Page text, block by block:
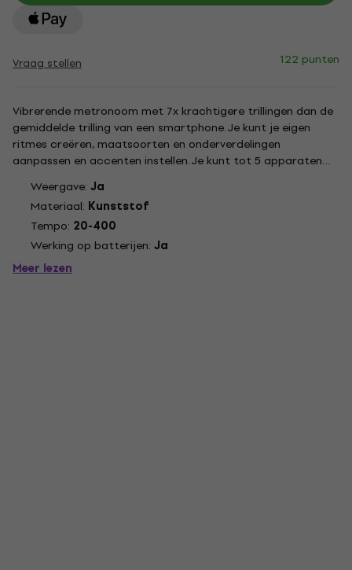
Vraag stellen 122 punten
Vibrerende metronoom met 7x krachtigere trillingen dan de
gemiddelde trilling van een smartphone. Je kunt je eigen
ritmes creëren, maatsoorten en onderverdelingen
aanpassen en accenten instellen. Je kunt tot 5 apparaten
via Bluetooth aan één telefoon of tablet koppelen en samen
de beat voelen. De Soundbrenner Pulse kan via MIDI input
ontvangen...
Weergave: Ja
Materiaal: Kunststof
Tempo: 20-400
Werking op batterijen: Ja
Meer lezen